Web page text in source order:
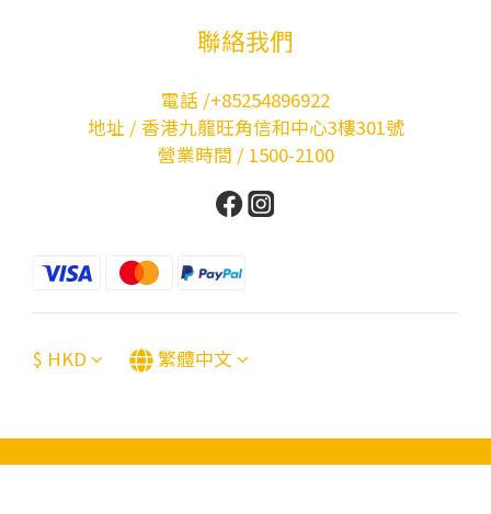
聯絡我們
電話 /+85254896922
地址 / 香港九龍旺角信和中心3樓301號
營業時間 / 1500-2100
$ HKD 繁體中文